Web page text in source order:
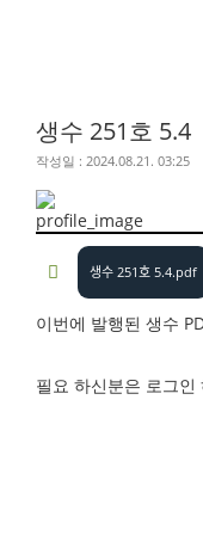
생수 251호 5.4
작성일 : 2024.08.21. 03:25
생수 251호 5.4.pdf
이번에 발행된 생수
필요 하신분은 로그